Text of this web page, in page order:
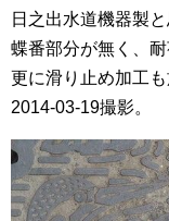
日之出水道機器製
蝶番部分が無く、
更に滑り止め加工も
2014-03-19撮影。